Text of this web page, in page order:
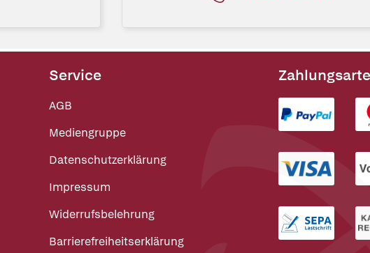
Service
AGB
Mediengruppe
Datenschutzerklärung
Impressum
Widerrufsbelehrung
Barrierefreiheitserklärung